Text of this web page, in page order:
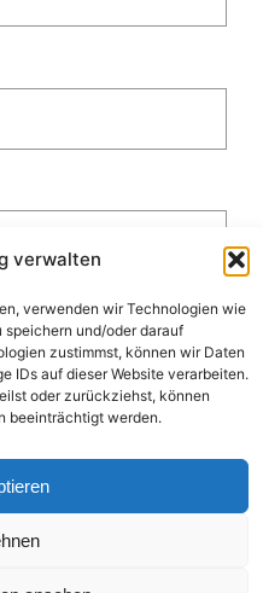
verwalten
verwenden wir Technologien wie
und/oder darauf
zustimmst, können wir Daten
IDs auf dieser Website verarbeiten.
oder zurückziehst, können
beeinträchtigt werden.
Akismet, um Spam
deine
werden.